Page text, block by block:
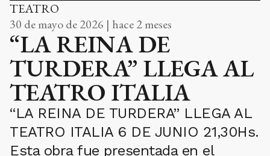
TEATRO
30 de mayo de 2026 | hace 2 meses
“LA REINA DE
TURDERA” LLEGA AL
TEATRO ITALIA
“LA REINA DE TURDERA” LLEGA AL
TEATRO ITALIA 6 DE JUNIO 21,30Hs.
Esta obra fue presentada en el